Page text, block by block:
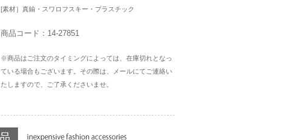
[素材］真鍮・スワロフスキー・プラスチック
商品コード：14-27851
※商品はご注文のタイミングによっては、在庫切れとなっ
ている場合もございます。その際は、メールにてご連絡い
たしますので、ご了承くださいませ。